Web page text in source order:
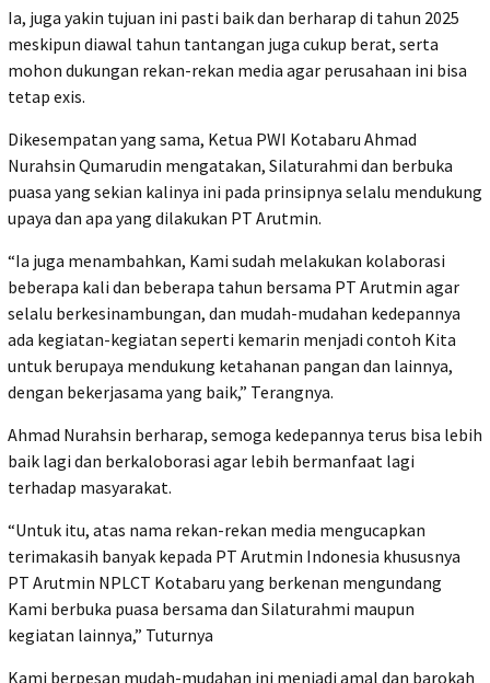
Ia, juga yakin tujuan ini pasti baik dan berharap di tahun 2025
meskipun diawal tahun tantangan juga cukup berat, serta
mohon dukungan rekan-rekan media agar perusahaan ini bisa
tetap exis.
Dikesempatan yang sama, Ketua PWI Kotabaru Ahmad
Nurahsin Qumarudin mengatakan, Silaturahmi dan berbuka
puasa yang sekian kalinya ini pada prinsipnya selalu mendukung
upaya dan apa yang dilakukan PT Arutmin.
“Ia juga menambahkan, Kami sudah melakukan kolaborasi
beberapa kali dan beberapa tahun bersama PT Arutmin agar
selalu berkesinambungan, dan mudah-mudahan kedepannya
ada kegiatan-kegiatan seperti kemarin menjadi contoh Kita
untuk berupaya mendukung ketahanan pangan dan lainnya,
dengan bekerjasama yang baik,” Terangnya.
Ahmad Nurahsin berharap, semoga kedepannya terus bisa lebih
baik lagi dan berkaloborasi agar lebih bermanfaat lagi
terhadap masyarakat.
“Untuk itu, atas nama rekan-rekan media mengucapkan
terimakasih banyak kepada PT Arutmin Indonesia khususnya
PT Arutmin NPLCT Kotabaru yang berkenan mengundang
Kami berbuka puasa bersama dan Silaturahmi maupun
kegiatan lainnya,” Tuturnya
Kami berpesan mudah-mudahan ini menjadi amal dan barokah